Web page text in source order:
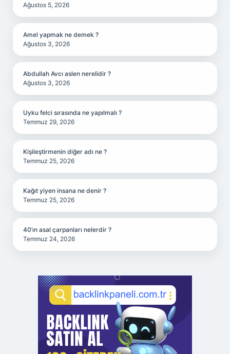
Ağustos 5, 2026
Amel yapmak ne demek ?
Ağustos 3, 2026
Abdullah Avcı aslen nerelidir ?
Ağustos 3, 2026
Uyku felci sırasında ne yapılmalı ?
Temmuz 29, 2026
Kişileştirmenin diğer adı ne ?
Temmuz 25, 2026
Kağıt yiyen insana ne denir ?
Temmuz 25, 2026
40’ın asal çarpanları nelerdir ?
Temmuz 24, 2026